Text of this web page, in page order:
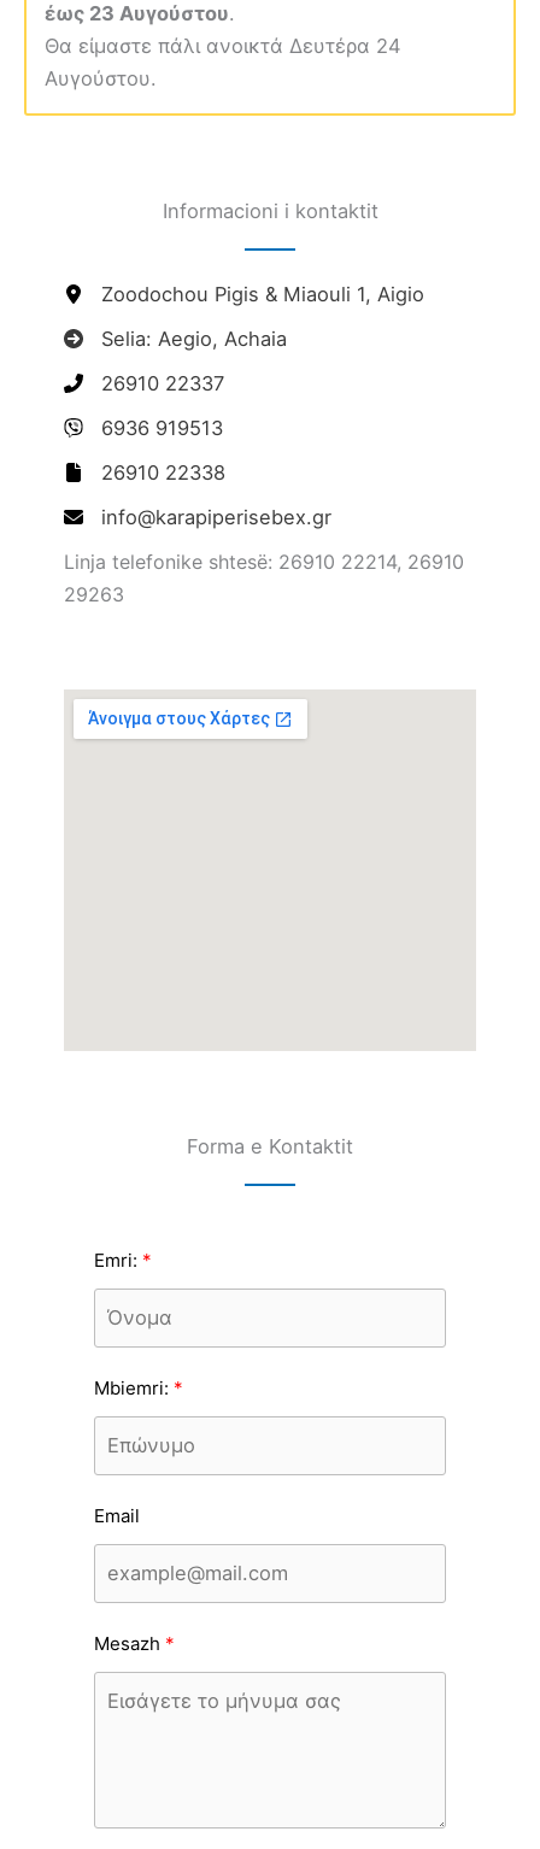
έως 23 Αυγούστου.
Θα είμαστε πάλι ανοικτά Δευτέρα 24
Αυγούστου.
Informacioni i kontaktit
Zoodochou Pigis & Miaouli 1, Aigio
Selia: Aegio, Achaia
26910 22337
6936 919513
26910 22338
info@karapiperisebex.gr
Linja telefonike shtesë: 26910 22214, 26910
29263
Forma e Kontaktit
Emri:
Mbiemri:
Email
Mesazh